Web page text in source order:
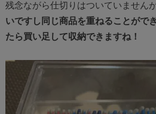
残念ながら仕切りはついていませんが
いですし同じ商品を重ねることがで
たら買い足して収納できますね！